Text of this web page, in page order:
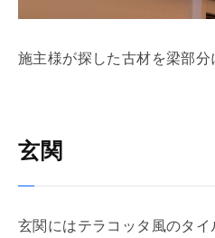
施主様が探した古材を梁部分
玄関
玄関にはテラコッタ風のタ